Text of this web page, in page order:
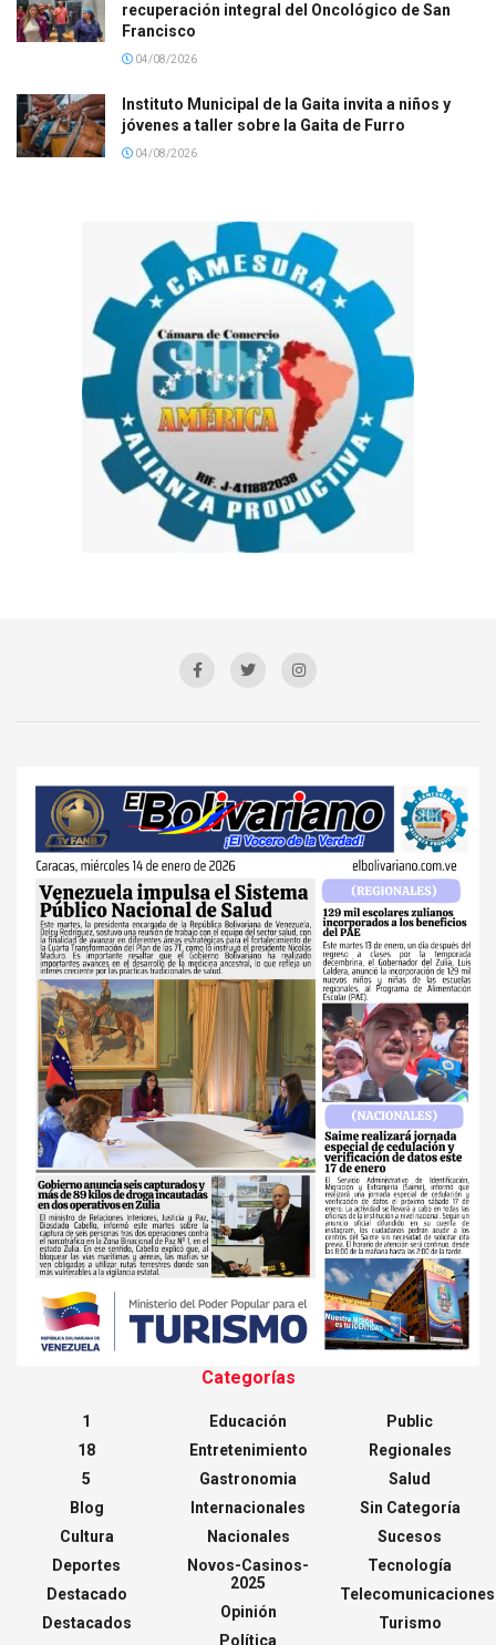
recuperación integral del Oncológico de San
Francisco
04/08/2026
Instituto Municipal de la Gaita invita a niños y
jóvenes a taller sobre la Gaita de Furro
04/08/2026
Categorías
1
18
5
Blog
Cultura
Deportes
Destacado
Destacados
Educación
Entretenimiento
Gastronomia
Internacionales
Nacionales
Novos-Casinos-
2025
Opinión
Política
Public
Regionales
Salud
Sin Categoría
Sucesos
Tecnología
Telecomunicaciones
Turismo